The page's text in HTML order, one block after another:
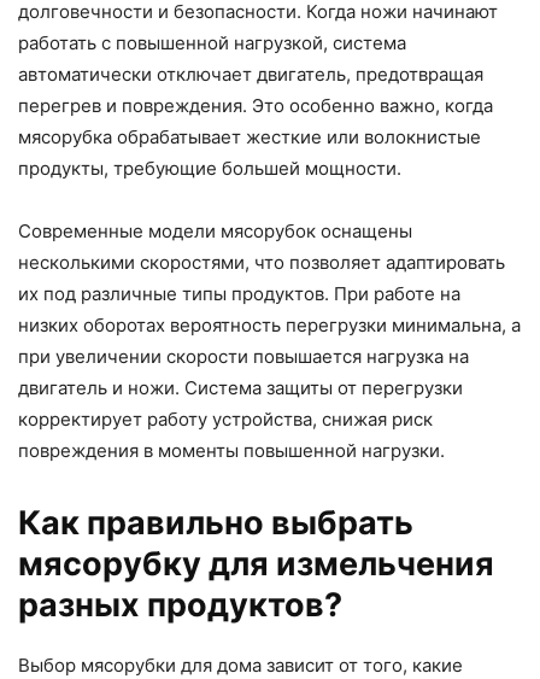
долговечности и безопасности. Когда ножи начинают
работать с повышенной нагрузкой, система
автоматически отключает двигатель, предотвращая
перегрев и повреждения. Это особенно важно, когда
мясорубка обрабатывает жесткие или волокнистые
продукты, требующие большей мощности.
Современные модели мясорубок оснащены
несколькими скоростями, что позволяет адаптировать
их под различные типы продуктов. При работе на
низких оборотах вероятность перегрузки минимальна, а
при увеличении скорости повышается нагрузка на
двигатель и ножи. Система защиты от перегрузки
корректирует работу устройства, снижая риск
повреждения в моменты повышенной нагрузки.
Как правильно выбрать
мясорубку для измельчения
разных продуктов?
Выбор мясорубки для дома зависит от того, какие